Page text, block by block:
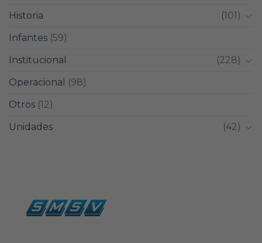
Historia
(101)
Infantes (59)
Institucional
(228)
Operacional
(98)
Otros (12)
Unidades
(42)